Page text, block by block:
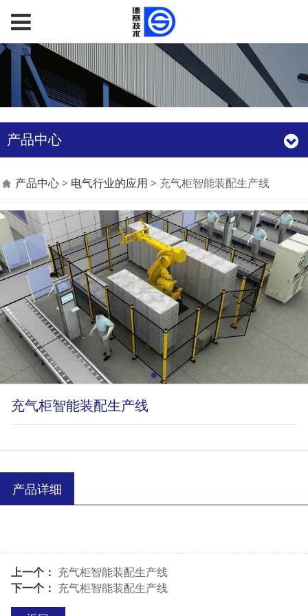
产品中心
充气柜智能装配生产线
产品中心> 电气行业的应用 > 充气柜智能装配生产线
充气柜智能装配生产线
产品详细
上一个： 充气柜智能装配生产线
下一个： 充气柜智能装配生产线